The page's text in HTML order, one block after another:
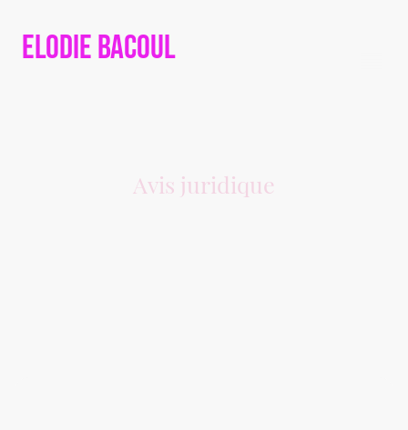
Elodie Bacoul
Avis juridique